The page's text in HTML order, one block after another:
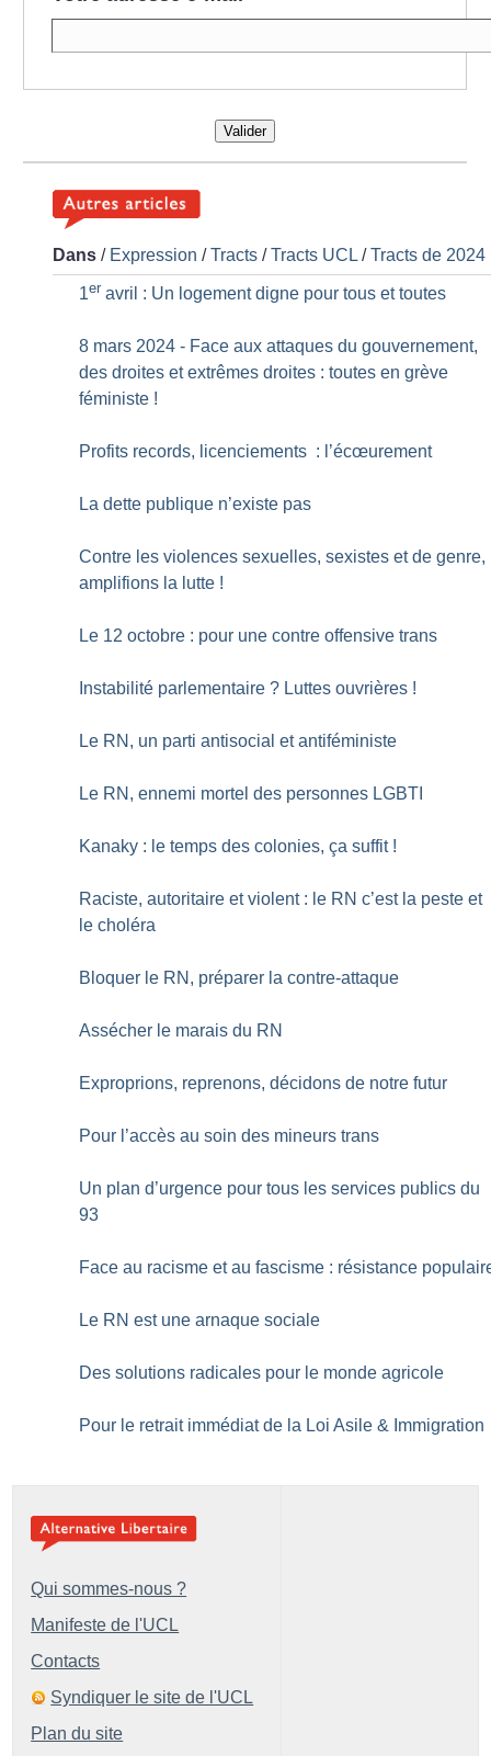
Valider
Dans / Expression /Tracts /Tracts UCL/Tracts de 2024
1er avril : Un logement digne pour tous et toutes
8 mars 2024 - Face aux attaques du gouvernement,
des droites et extrêmes droites : toutes en grève
féministe !
Profits records, licenciements : l’écœurement
La dette publique n’existe pas
Contre les violences sexuelles, sexistes et de genre,
amplifions la lutte !
Le 12 octobre : pour une contre offensive trans
Instabilité parlementaire ? Luttes ouvrières !
Le RN, un parti antisocial et antiféministe
Le RN, ennemi mortel des personnes LGBTI
Kanaky : le temps des colonies, ça suffit !
Raciste, autoritaire et violent : le RN c’est la peste et
le choléra
Bloquer le RN, préparer la contre-attaque
Assécher le marais du RN
Exproprions, reprenons, décidons de notre futur
Pour l’accès au soin des mineurs trans
Un plan d’urgence pour tous les services publics du
93
Face au racisme et au fascisme : résistance
Le RN est une arnaque sociale
Des solutions radicales pour le monde agricole
Pour le retrait immédiat de la Loi Asile & Immigration
Qui sommes-nous ?
Manifeste de l'UCL
Contacts
Syndiquer le site de l'UCL
Plan du site